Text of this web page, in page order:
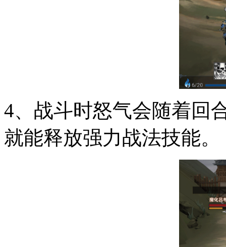
4、战斗时怒气会随着回
就能释放强力战法技能。